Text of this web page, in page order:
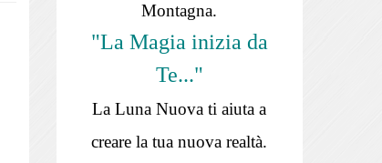
Montagna.
"La Magia inizia da
Te..."
La Luna Nuova ti aiuta a
creare la tua nuova realtà.